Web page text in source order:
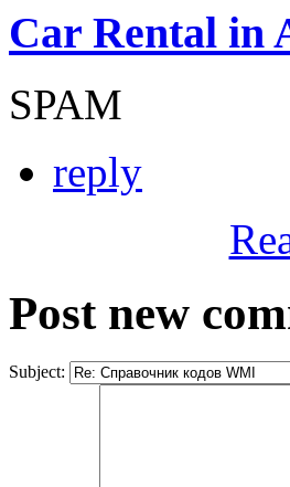
Car Rental in
SPAM
reply
Post new
Subject: